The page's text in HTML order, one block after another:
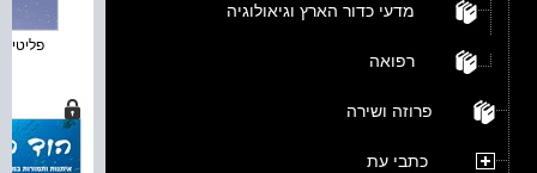
מדעי כדור הארץ וגיאולוגיה
רפואה
פרוזה ושירה
כתבי עת
פליטי